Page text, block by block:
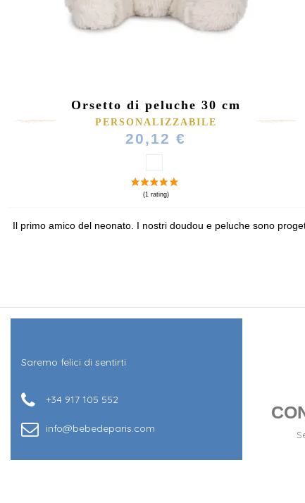
Orsetto di peluche 30 cm
PERSONALIZZABILE
20,12 €
Il primo amico del neonato. I nostri doudou e peluche sono
Saremo felici di sentirti
+34 917 105 552
info@bebedeparis.com